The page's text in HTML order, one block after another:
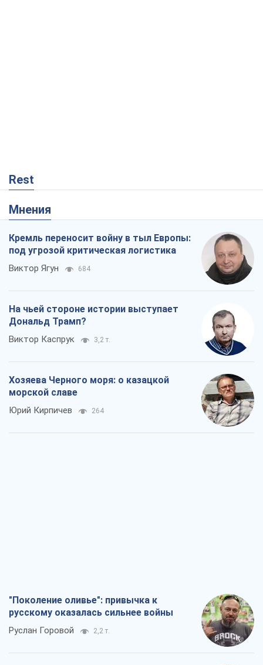
Rest
Мнения
Кремль переносит войну в тыл Европы:
под угрозой критическая логистика
Виктор Ягун 684
На чьей стороне истории выступает
Дональд Трамп?
Виктор Каспрук 3,2 т.
Хозяева Черного моря: о казацкой
морской славе
Юрий Кирпичев 264
"Поколение оливье": привычка к
русскому оказалась сильнее войны
Руслан Горовой 2,2 т.